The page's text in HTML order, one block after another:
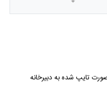
در 2 نسخه و به صورت تایپ شده به دبیرخانه